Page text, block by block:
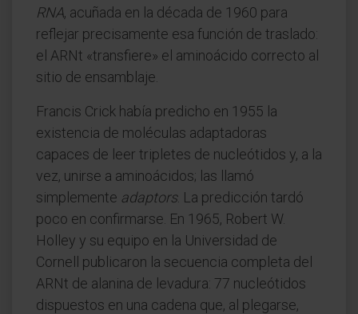
RNA, acuñada en la década de 1960 para
reflejar precisamente esa función de traslado:
el ARNt «transfiere» el aminoácido correcto al
sitio de ensamblaje.
Francis Crick había predicho en 1955 la
existencia de moléculas adaptadoras
capaces de leer tripletes de nucleótidos y, a la
vez, unirse a aminoácidos; las llamó
simplemente adaptors. La predicción tardó
poco en confirmarse. En 1965, Robert W.
Holley y su equipo en la Universidad de
Cornell publicaron la secuencia completa del
ARNt de alanina de levadura: 77 nucleótidos
dispuestos en una cadena que, al plegarse,